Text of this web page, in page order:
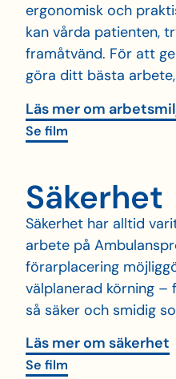
ergonomisk och
kan vårda patienten,
framåtvänd. För att
göra ditt bästa
Läs mer om
Se film
Säkerhet
Säkerhet har alltid
arbete på
förarplacering
välplanerad körning
så säker och smidig
Läs mer om säkerhet
Se film